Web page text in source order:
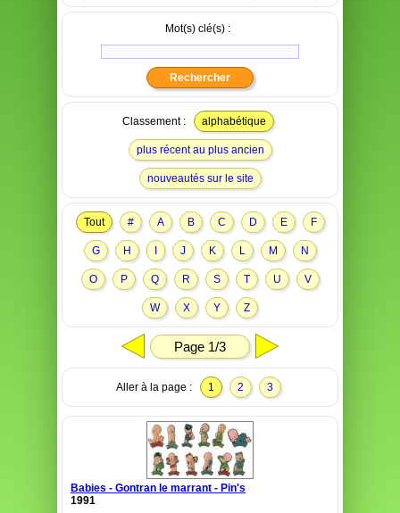
Mot(s) clé(s) :
Classement : alphabétique
plus récent au plus ancien
nouveautés sur le site
Tout # A B C D E F
G H J K L M N
O P Q R S T U V
W X Y Z
Page 1/3
Aller à la page : 1 2 3
Babies - Gontran le marrant - Pin's
1991